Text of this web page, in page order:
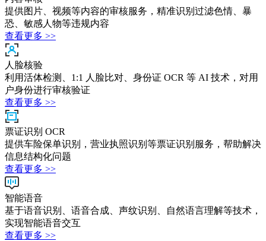
提供图片、视频等内容的审核服务，精准识别过滤色情、暴
恐、敏感人物等违规内容
查看更多 >>
人脸核验
利用活体检测、1:1 人脸比对、身份证 OCR 等 AI 技术，对用
户身份进行审核验证
查看更多 >>
票证识别 OCR
提供车险保单识别，营业执照识别等票证识别服务，帮助解决
信息结构化问题
查看更多 >>
智能语音
基于语音识别、语音合成、声纹识别、自然语言理解等技术，
实现智能语音交互
查看更多 >>